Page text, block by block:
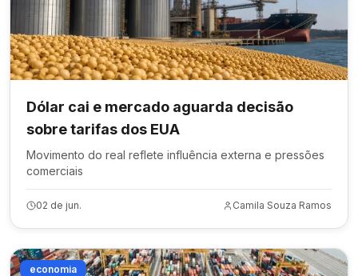
Dólar cai e mercado aguarda decisão
sobre tarifas dos EUA
Movimento do real reflete influência externa e pressões
comerciais
02 de jun. Camila Souza Ramos
economia